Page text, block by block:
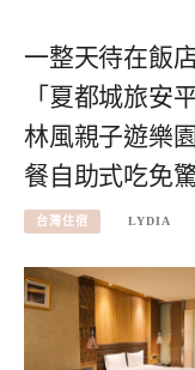
一整天待在飯
「夏都城旅安
林風親子遊樂
餐自助式吃免
台灣住宿 LYDIA